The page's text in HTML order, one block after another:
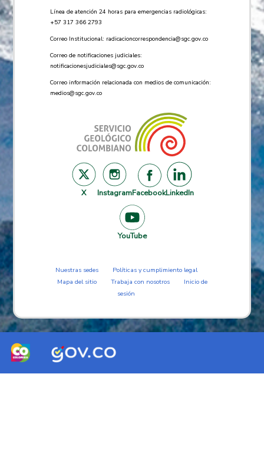
Línea de atención 24 horas para emergencias radiológicas:
+57 ​317 366 2793
Correo Institucional: radicacioncorrespondencia@sgc.gov.co
Correo de notificaciones judiciales:
notificacionesjudiciales@sgc.gov.co
Correo información relacionada con medios de comunicación:
medios@sgc.gov.co
X InstagramFacebookLinkedIn
YouTube
Nuestras sedes
Políticas y cumplimiento legal
Mapa del sitio
Trabaja con nosotros
Inicio de
sesión